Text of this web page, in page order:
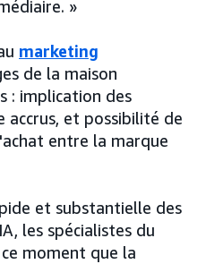
»
marketing
de la maison
: implication des
et possibilité de
entre la marque
et substantielle des
les spécialistes du
moment que la